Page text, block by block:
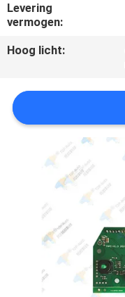
VERZOEK
OM
CITAAT
SITEMAP
PRIVACY
POLICY
Levering
vermogen:
Hoog licht: